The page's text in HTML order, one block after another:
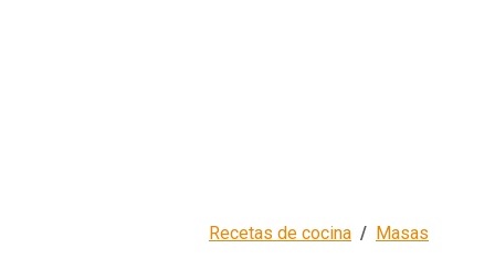
Recetas de cocina Masas